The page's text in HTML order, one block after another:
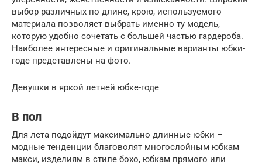
выбор различных по длине, крою, используемого
материала позволяет выбрать именно ту модель,
которую удобно сочетать с большей частью гардероба.
Наиболее интересные и оригинальные варианты юбки-
годе представлены на фото.
Девушки в яркой летней юбке-годе
В пол
Для лета подойдут максимально длинные юбки –
модные тенденции благоволят многослойным юбкам
макси, изделиям в стиле бохо, юбкам прямого или